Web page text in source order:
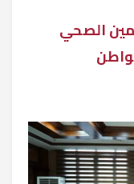
الصحي